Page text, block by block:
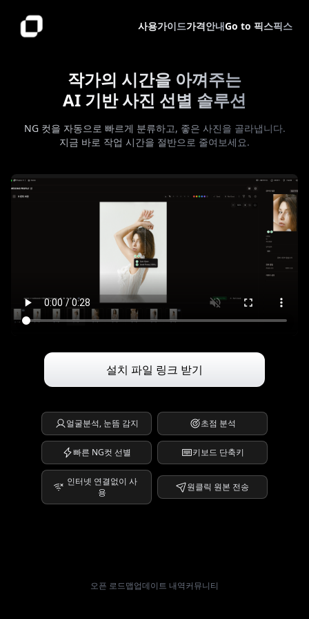
Pixpics X is an AI-powered photo culling desktop
사용가이드가격안내Go to 픽스픽스
작가의 시간을 아껴주는
AI 기반 사진 선별 솔루션
NG 컷을 자동으로 빠르게 분류하고, 좋은 사진을 골라냅니다.
지금 바로 작업 시간을 절반으로 줄여보세요.
설치 파일 링크 받기
얼굴분석, 눈뜸 감지 초점 분석
빠른 NG컷 선별 키보드 단축키
인터넷 연결없이 사
용
원클릭 원본 전송
오픈 로드맵업데이트 내역커뮤니티